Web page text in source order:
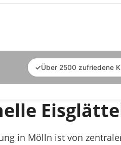
✓Über 2500 zufriedene
in Mölln ist von